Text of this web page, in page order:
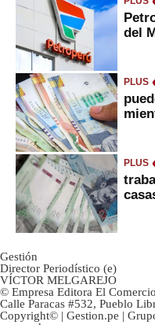
del
PLUS
PLUS
Gestión
Director Periodístico (e)
VÍCTOR MELGAREJO
© Empresa Editora El
Calle Paracas #532, Pueblo
Copyright© | Gestion.pe |